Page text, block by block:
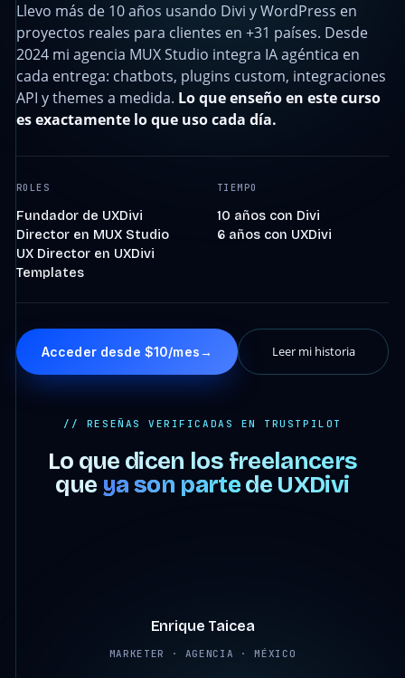
Llevo más de 10 años usando Divi y WordPress en
proyectos reales para clientes en +31 países. Desde
2024 mi agencia MUX Studio integra IA agéntica en
cada entrega: chatbots, plugins custom, integraciones
API y themes a medida. Lo que enseño en este curso
es exactamente lo que uso cada día.
ROLES
Fundador de UXDivi
Director en MUX Studio
UX Director en UXDivi
Templates
TIEMPO
10 años con Divi
6 años con UXDivi
Acceder desde $10/mes→ Leer mi historia
// RESEÑAS VERIFICADAS EN TRUSTPILOT
Lo que dicen los freelancers
que ya son partede UXDivi
Enrique Taicea
MARKETER · AGENCIA · MÉXICO